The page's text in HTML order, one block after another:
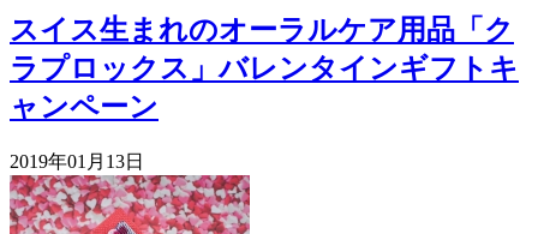
スイス生まれのオーラルケア用品「ク
ラプロックス」バレンタインギフトキ
ャンペーン
2019年01月13日